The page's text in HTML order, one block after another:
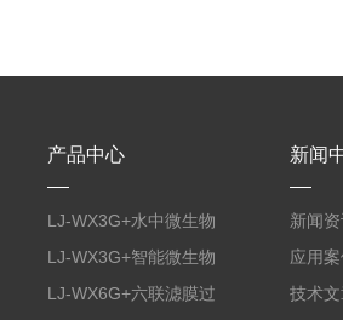
产品中心
LJ-WX3G+水中微生物
膜过滤装置
LJ-WX3G+智能微生物
限度仪
LJ-WX6G+六联滤膜过
新闻
新闻
应用案
技术